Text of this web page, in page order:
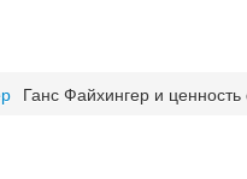
Ганс Файхингер и